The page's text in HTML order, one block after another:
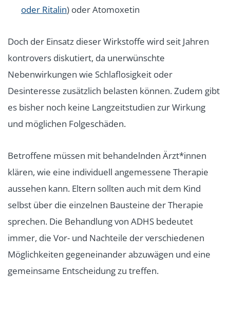
oder Ritalin) oder Atomoxetin
Doch der Einsatz dieser Wirkstoffe wird seit Jahren
kontrovers diskutiert, da unerwünschte
Nebenwirkungen wie Schlaflosigkeit oder
Desinteresse zusätzlich belasten können. Zudem gibt
es bisher noch keine Langzeitstudien zur Wirkung
und möglichen Folgeschäden.
Betroffene müssen mit behandelnden Ärzt*innen
klären, wie eine individuell angemessene Therapie
aussehen kann. Eltern sollten auch mit dem Kind
selbst über die einzelnen Bausteine der Therapie
sprechen. Die Behandlung von ADHS bedeutet
immer, die Vor- und Nachteile der verschiedenen
Möglichkeiten gegeneinander abzuwägen und eine
gemeinsame Entscheidung zu treffen.